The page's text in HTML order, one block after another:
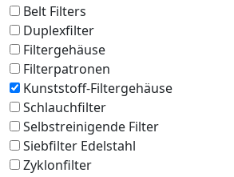
Belt Filters
Duplexfilter
Filtergehäuse
Filterpatronen
Kunststoff-Filtergehäuse
Schlauchfilter
Selbstreinigende Filter
Siebfilter Edelstahl
Zyklonfilter